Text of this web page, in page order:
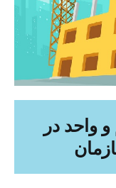
واحد در